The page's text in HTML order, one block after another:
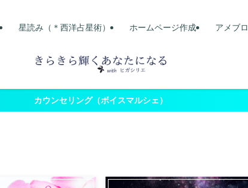
星読み（＊西洋占星術） ホームページ作成 アメブロ
カウンセリング（ボイスマルシェ）